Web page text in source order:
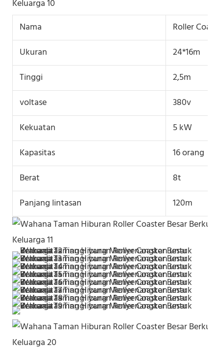
Nama
Roller
Ukuran
24*16m
Tinggi
2,5m
voltase
380v
Kekuatan
5 kW
Kapasitas
16 orang
Berat
8t
Panjang lintasan
120m